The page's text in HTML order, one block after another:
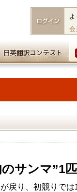
よ
会
サンマ”1
戻り、初競りで